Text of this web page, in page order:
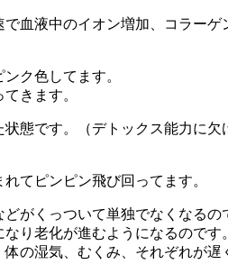
血液中のイオン増加、コラー
ク色してます。
きます。
態です。（デトックス能力に
てピンピン飛び回ってます。
がくっついて単独でなくなるの
り老化が進むようになるのです。
の湿気、むくみ、それぞれが遅